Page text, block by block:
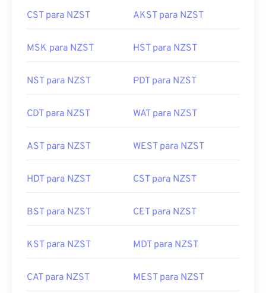
CST para NZST AKST para NZST
MSK para NZST HST para NZST
NST para NZST PDT para NZST
CDT para NZST WAT para NZST
AST para NZST WEST para NZST
HDT para NZST CST para NZST
BST para NZST CET para NZST
KST para NZST MDT para NZST
CAT para NZST MEST para NZST